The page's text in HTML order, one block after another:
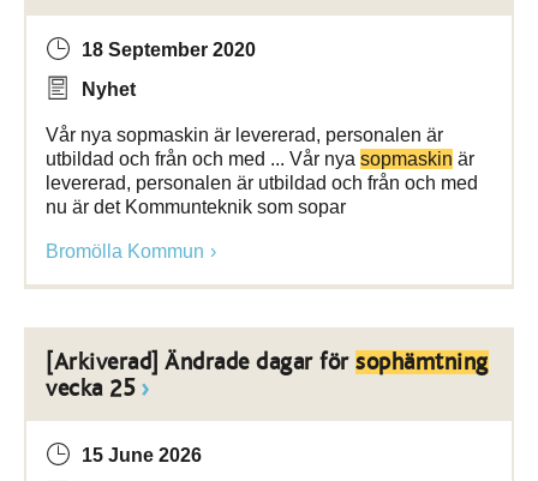
18 September 2020
Nyhet
Vår nya sopmaskin är levererad, personalen är
utbildad och från och med ... Vår nya sopmaskin är
levererad, personalen är utbildad och från och med
nu är det Kommunteknik som sopar
Bromölla Kommun
[Arkiverad] Ändrade dagar för sophämtning
vecka 25
15 June 2026